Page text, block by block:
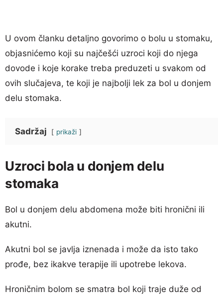
U ovom članku detaljno govorimo o bolu u stomaku,
objasnićemo koji su najčešći uzroci koji do njega
dovode i koje korake treba preduzeti u svakom od
ovih slučajeva, te koji je najbolji lek za bol u donjem
delu stomaka.
Sadržaj prikaži
Uzroci bola u donjem delu
stomaka
Bol u donjem delu abdomena može biti hronični ili
akutni.
Akutni bol se javlja iznenada i može da isto tako
prođe, bez ikakve terapije ili upotrebe lekova.
Hroničnim bolom se smatra bol koji traje duže od